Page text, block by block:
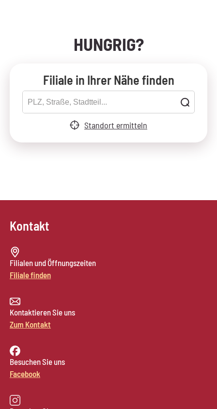
HUNGRIG?
Filiale in Ihrer Nähe finden
Standort ermitteln
Kontakt
Filialen und Öffnungszeiten
Filiale finden
Kontaktieren Sie uns
Zum Kontakt
Besuchen Sie uns
Facebook